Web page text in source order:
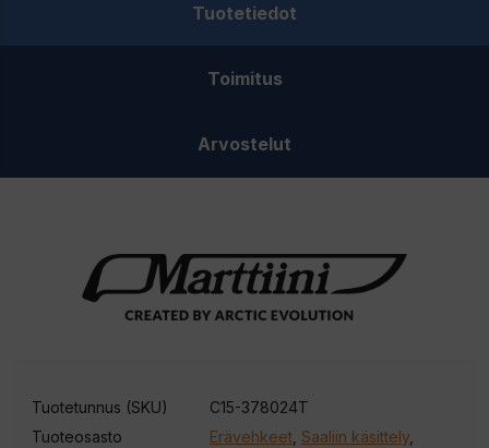
Tuotetiedot
Toimitus
Arvostelut
Tuotetunnus (SKU)
C15-378024T
Tuoteosasto
Erävehkeet Saaliin käsittely